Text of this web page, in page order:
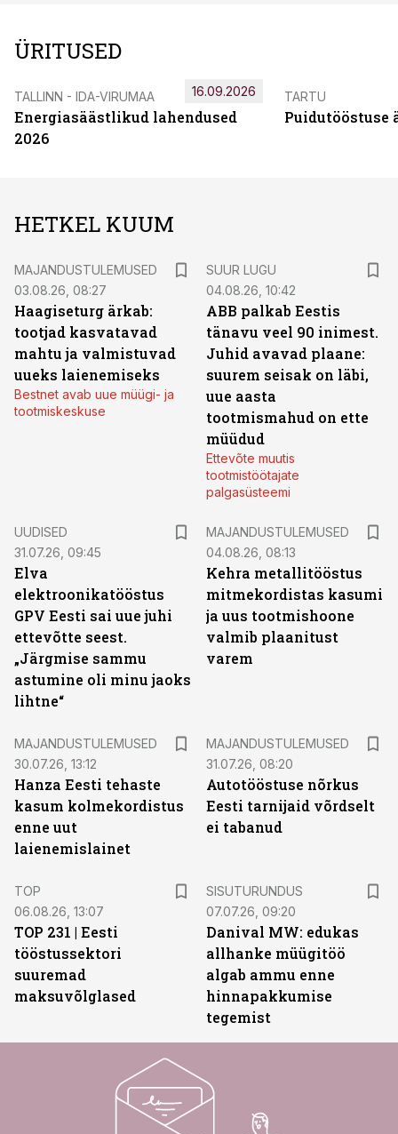
ÜRITUSED
TALLINN - IDA-VIRUMAA
Energiasäästlikud lahendused
2026
16.09.2026 TARTU
Puidutööstuse
HETKEL KUUM
MAJANDUSTULEMUSED
03.08.26, 08:27
Haagiseturg ärkab:
tootjad kasvatavad
mahtu ja valmistuvad
uueks laienemiseks
Bestnet avab uue müügi- ja
tootmiskeskuse
SUUR LUGU
04.08.26, 10:42
ABB palkab Eestis
tänavu veel 90 inimest.
Juhid avavad plaane:
suurem seisak on läbi,
uue aasta
tootmismahud on ette
müüdud
Ettevõte muutis
tootmistöötajate
palgasüsteemi
UUDISED
31.07.26, 09:45
Elva
elektroonikatööstus
GPV Eesti sai uue juhi
ettevõtte seest.
„Järgmise sammu
astumine oli minu jaoks
lihtne“
MAJANDUSTULEMUSED
04.08.26, 08:13
Kehra metallitööstus
mitmekordistas kasumi
ja uus tootmishoone
valmib plaanitust
varem
MAJANDUSTULEMUSED
30.07.26, 13:12
Hanza Eesti tehaste
kasum kolmekordistus
enne uut
laienemislainet
MAJANDUSTULEMUSED
31.07.26, 08:20
Autotööstuse nõrkus
Eesti tarnijaid võrdselt
ei tabanud
TOP
06.08.26, 13:07
TOP 231 | Eesti
tööstussektori
suuremad
maksuvõlglased
SISUTURUNDUS
07.07.26, 09:20
Danival MW: edukas
allhanke müügitöö
algab ammu enne
hinnapakkumise
tegemist